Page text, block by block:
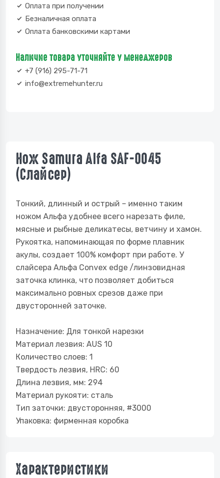
Оплата при получении
Безналичная оплата
Оплата банковскими картами
Наличие товара уточняйте у менеджеров
+7 (916) 295-71-71
info@extremehunter.ru
Нож Samura Alfa SAF-0045
(Слайсер)
Тонкий, длинный и острый – именно таким
ножом Альфа удобнее всего нарезать филе,
мясные и рыбные деликатесы, ветчину и хамон.
Рукоятка, напоминающая по форме плавник
акулы, создает 100% комфорт при работе. У
слайсера Альфа Convex edge /линзовидная
заточка клинка, что позволяет добиться
максимально ровных срезов даже при
двусторонней заточке.
Назначение: Для тонкой нарезки
Материал лезвия: AUS 10
Количество слоев: 1
Твердость лезвия, HRC: 60
Длина лезвия, мм: 294
Материал рукояти: сталь
Тип заточки: двусторонняя, #3000
Упаковка: фирменная коробка
Характеристики